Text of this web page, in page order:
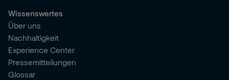
Wissenswertes
Über uns
Nachhaltigkeit
Experience Center
Pressemitteilungen
Glossar